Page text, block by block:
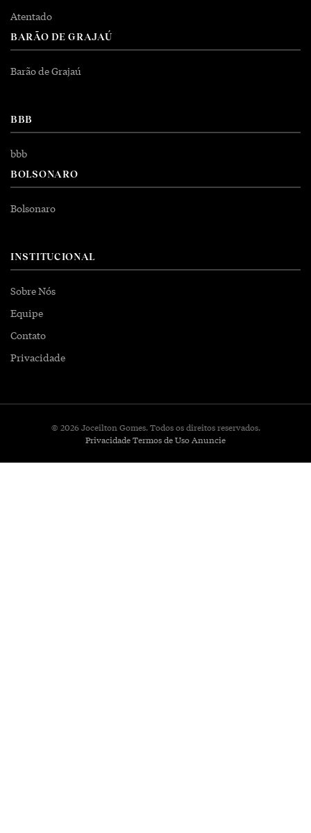
Atentado
BARÃO DE GRAJAÚ
Barão de Grajaú
BBB
bbb
BOLSONARO
Bolsonaro
INSTITUCIONAL
Sobre Nós
Equipe
Contato
Privacidade
© 2026 Joceilton Gomes. Todos os direitos reservados.
PrivacidadeTermos de UsoAnuncie